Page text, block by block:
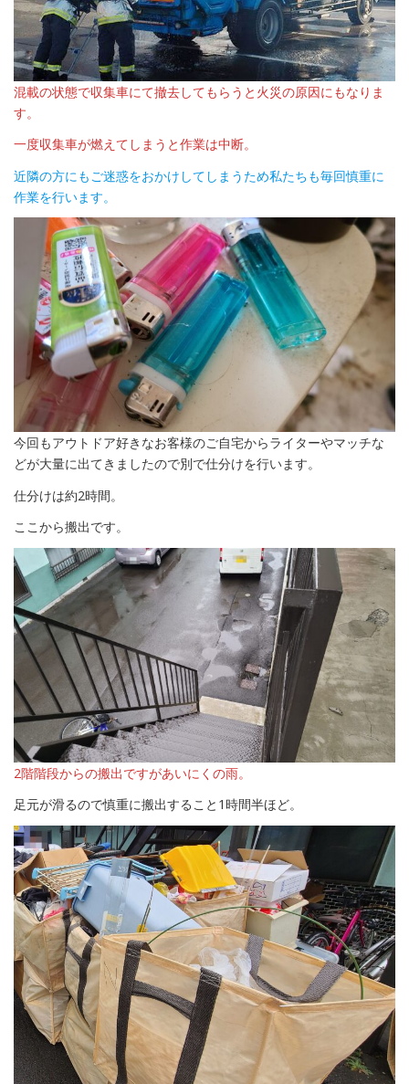
混載の状態で収集車にて撤去してもらうと火災の原因にもなりま
す。
一度収集車が燃えてしまうと作業は中断。
近隣の方にもご迷惑をおかけしてしまうため私たちも毎回慎重に
作業を行います。
今回もアウトドア好きなお客様のご自宅からライターやマッチな
どが大量に出てきましたので別で仕分けを行います。
仕分けは約2時間。
ここから搬出です。
2階階段からの搬出ですがあいにくの雨。
足元が滑るので慎重に搬出すること1時間半ほど。